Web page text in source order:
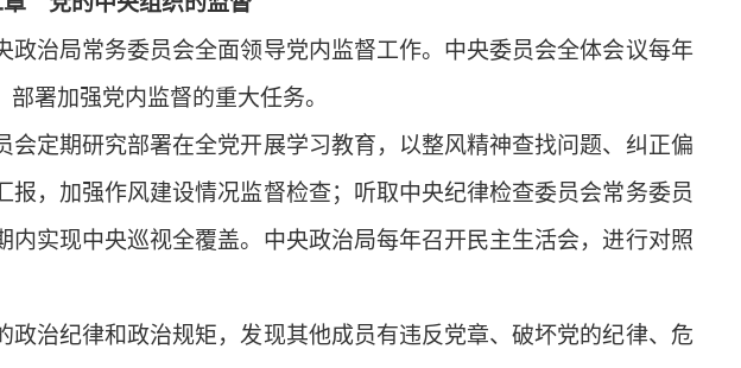
局常务委员会全面领导党内监督工作。中央委员会全体会议每年
署加强党内监督的重大任务。
期研究部署在全党开展学习教育，以整风精神查找问题、纠正偏
，加强作风建设情况监督检查；听取中央纪律检查委员会常务委员
实现中央巡视全覆盖。中央政治局每年召开民主生活会，进行对照
纪律和政治规矩，发现其他成员有违反党章、破坏党的纪律、危